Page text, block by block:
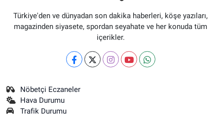
Türkiye'den ve dünyadan son dakika haberleri, köşe yazıları,
magazinden siyasete, spordan seyahate ve her konuda tüm
içerikler.
Nöbetçi Eczaneler
Hava Durumu
Trafik Durumu